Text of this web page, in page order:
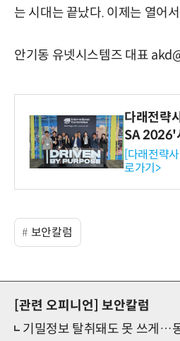
는 시대는 끝났다. 이제는 열어
안기동 유넷시스템즈 대표
다래전략
SA 2026'
와의 비
-바이오 해
보
[다래전략
로가기>
보안칼럼
[관련 오피니언] 보안칼럼
기밀정보 탈취돼도 못 쓰게…